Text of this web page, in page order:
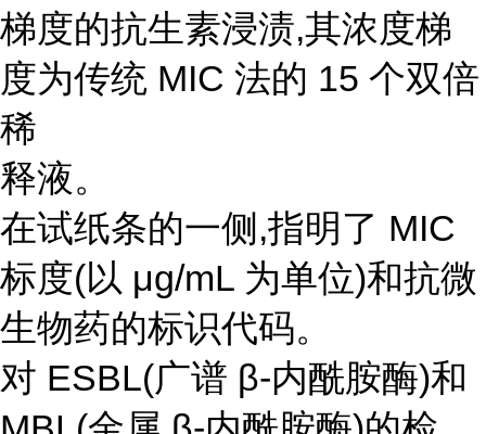
梯度的抗生素浸渍,其浓度梯
度为传统 MIC 法的 15 个双倍
稀
释液。
在试纸条的一侧,指明了 MIC
标度(以 μg/mL 为单位)和抗微
生物药的标识代码。
对 ESBL(广谱 β-内酰胺酶)和